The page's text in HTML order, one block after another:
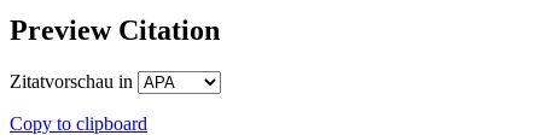
Preview Citation
Zitatvorschau in
Copy to clipboard